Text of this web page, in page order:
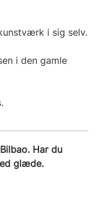
i sig selv.
i den gamle
Har du
glæde.